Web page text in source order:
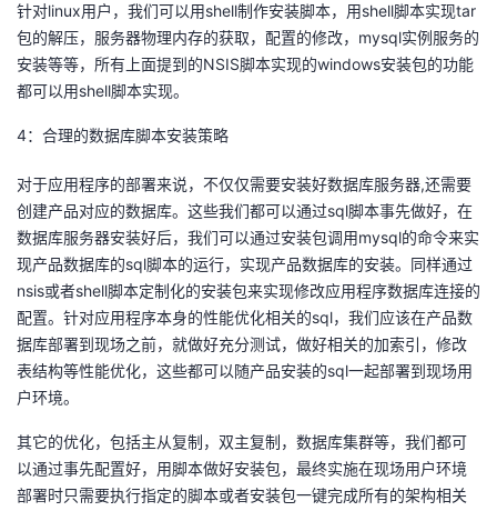
针对linux用户，我们可以用shell制作安装脚本，用shell脚本实现tar
包的解压，服务器物理内存的获取，配置的修改，mysql实例服务的
安装等等，所有上面提到的NSIS脚本实现的windows安装包的功能
都可以用shell脚本实现。
4：合理的数据库脚本安装策略
对于应用程序的部署来说，不仅仅需要安装好数据库服务器,还需要
创建产品对应的数据库。这些我们都可以通过sql脚本事先做好，在
数据库服务器安装好后，我们可以通过安装包调用mysql的命令来实
现产品数据库的sql脚本的运行，实现产品数据库的安装。同样通过
nsis或者shell脚本定制化的安装包来实现修改应用程序数据库连接的
配置。针对应用程序本身的性能优化相关的sql，我们应该在产品数
据库部署到现场之前，就做好充分测试，做好相关的加索引，修改
表结构等性能优化，这些都可以随产品安装的sql一起部署到现场用
户环境。
其它的优化，包括主从复制，双主复制，数据库集群等，我们都可
以通过事先配置好，用脚本做好安装包，最终实施在现场用户环境
部署时只需要执行指定的脚本或者安装包一键完成所有的架构相关